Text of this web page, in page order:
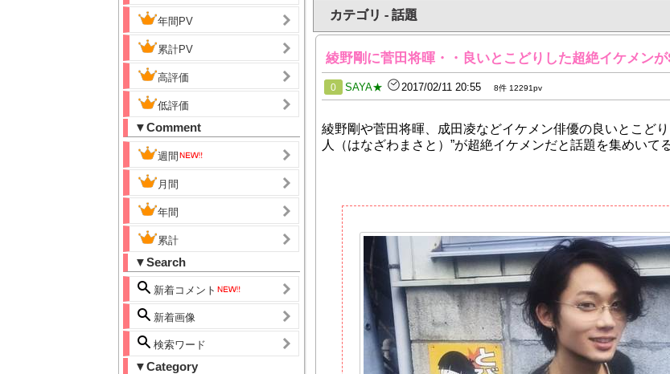
年間PV
累計PV
高評価
低評価
▼Comment
週間
月間
年間
累計
▼Search
新着コメント
新着画像
検索ワード
▼Category
カテゴリ - 話題
綾野剛に菅田将暉・・良いとこどりした超絶イケメンが
0 SAYA★ 2017/02/11 20:55 8件 12291pv
綾野剛や菅田将暉、成田凌などイケメン俳優の良いとこど
人（はなざわまさと）”が超絶イケメンだと話題を集めいてる